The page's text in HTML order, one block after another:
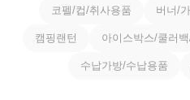
코펠/컵/취사용품 버너/
캠핑랜턴 아이스박스/쿨러
수납가방/수납용품